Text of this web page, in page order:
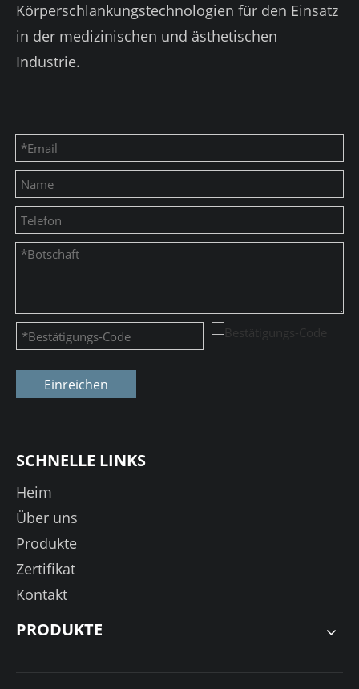
Körperschlankungstechnologien für den Einsatz
in der medizinischen und ästhetischen
Industrie.
Einreichen
SCHNELLE LINKS
Heim
Über uns
Produkte
Zertifikat
Kontakt
PRODUKTE